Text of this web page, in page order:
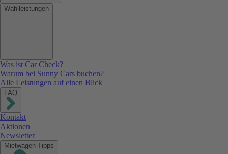
Wahlleistungen
Was ist Car Check?
Warum bei Sunny Cars buchen?
Alle Leistungen auf einen Blick
FAQ
Kontakt
Aktionen
Newsletter
Mietwagen-Tipps